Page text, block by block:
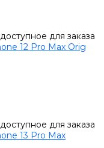
для заказа
12 Pro Max Orig
для заказа
13 Pro Max